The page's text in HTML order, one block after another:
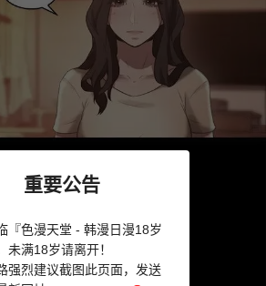
重要公告
『色漫天堂 - 韩漫日漫18岁
未满18岁请离开！
强烈建议截图此页面，发送